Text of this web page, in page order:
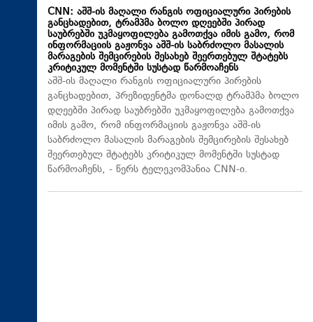
CNN: აშშ-ის მაღალი რანგის ოფიციალური პირების
განცხადებით, ტრამპმა ბოლო დღეებში პირად
საუბრებში უკმაყოფილება გამოთქვა იმის გამო, რომ
ინფორმაციის გაჟონვა აშშ-ის საბრძოლო მასალის
მარაგების შემცირების შესახებ შეერთებულ შტატებს
კრიტიკულ მომენტში სუსტად წარმოაჩენს
აშშ-ის მაღალი რანგის ოფიციალური პირების
განცხადებით, პრეზიდენტმა დონალდ ტრამპმა ბოლო
დღეებში პირად საუბრებში უკმაყოფილება გამოთქვა
იმის გამო, რომ ინფორმაციის გაჟონვა აშშ-ის
საბრძოლო მასალის მარაგების შემცირების შესახებ
შეერთებულ შტატებს კრიტიკულ მომენტში სუსტად
წარმოაჩენს, - წერს ტელეკომპანია CNN-ი.